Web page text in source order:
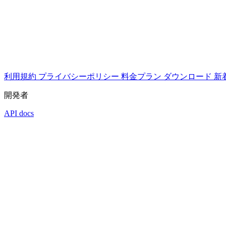
利用規約 プライバシーポリシー 料金プラン ダウンロード 新
開発者
API docs